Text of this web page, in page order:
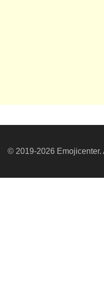
© 2019-2026 Emojicenter.